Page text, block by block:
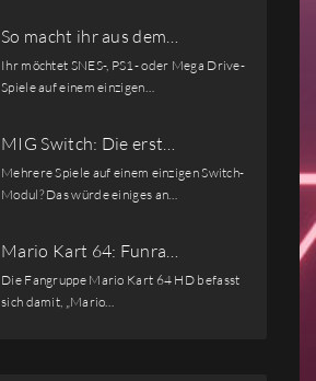
So macht ihr aus dem…
Ihr möchtet SNES-, PS1- oder Mega Drive-
Spiele auf einem einzigen…
MIG Switch: Die erst…
Mehrere Spiele auf einem einzigen Switch-
Modul? Das würde einiges an…
Mario Kart 64: Funra…
Die Fangruppe Mario Kart 64 HD befasst
sich damit, „Mario…